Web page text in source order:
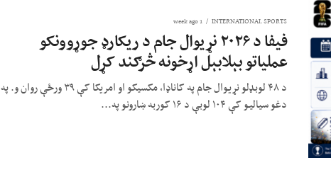
INTERNATIONAL SPORTS
1 week ago
فیفا د ۲۰۲۶ نړیوال جام د ریکارډ جوړوونکو
عملیاتو بېلابېل اړخونه څرګند کړل
د ۴۸ لوبډلو نړیوال جام په کاناډا، مکسیکو او امریکا کې ۳۹ ورځې روان و. په
دغو سیالیو کې ۱۰۴ لوبې د ۱۶ کوربه ښارونو په...